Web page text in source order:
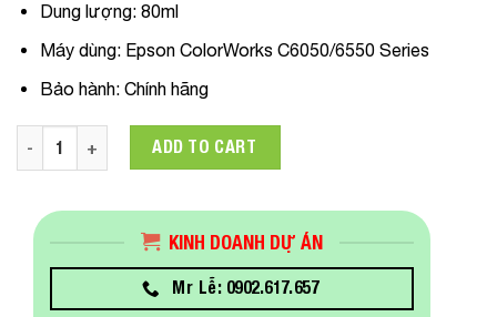
Dung lượng:80ml
Máy dùng: Epson ColorWorks C6050/6550 Series
Bảo hành:Chính hãng
C13T44G300 Mực in Epson SJIC40P Magenta Ink
ADD TO CART
KINH DOANH DỰ ÁN
Mr Lễ: 0902.617.657